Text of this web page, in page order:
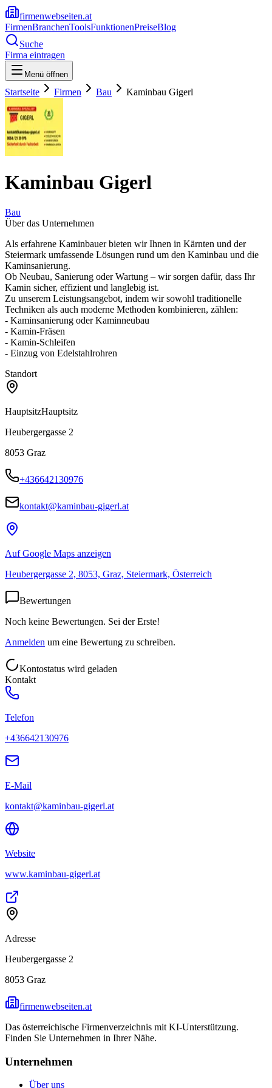
firmenwebseiten.at
FirmenBranchenToolsFunktionenPreiseBlog
Suche
Firma eintragen
Menü öffnen
Startseite Firmen Bau Kaminbau Gigerl
Kaminbau Gigerl
Bau
Über das Unternehmen
Als erfahrene Kaminbauer bieten wir Ihnen in Kärnten und der
Steiermark umfassende Lösungen rund um den Kaminbau und die
Kaminsanierung.
Ob Neubau, Sanierung oder Wartung – wir sorgen dafür, dass Ihr
Kamin sicher, effizient und langlebig ist.
Zu unserem Leistungsangebot, indem wir sowohl traditionelle
Techniken als auch moderne Methoden kombinieren, zählen:
- Kaminsanierung oder Kaminneubau
- Kamin-Fräsen
- Kamin-Schleifen
- Einzug von Edelstahlrohren
Standort
HauptsitzHauptsitz
Heubergergasse 2
8053 Graz
+436642130976
kontakt@kaminbau-gigerl.at
Auf Google Maps anzeigen
Heubergergasse 2, 8053, Graz, Steiermark, Österreich
Bewertungen
Noch keine Bewertungen. Sei der Erste!
Anmelden um eine Bewertung zu schreiben.
Kontostatus wird geladen
Kontakt
Telefon
+436642130976
E-Mail
kontakt@kaminbau-gigerl.at
Website
www.kaminbau-gigerl.at
Adresse
Heubergergasse 2
8053 Graz
firmenwebseiten.at
Das österreichische Firmenverzeichnis mit KI-Unterstützung.
Finden Sie Unternehmen in Ihrer Nähe.
Unternehmen
Über uns